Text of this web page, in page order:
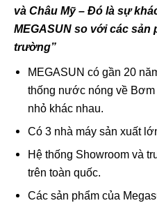
và Châu Mỹ – Đó là sự
MEGASUN so với các sản
trường”
MEGASUN có gần 20
thống nước nóng về
nhỏ khác nhau.
Có 3 nhà máy sản xuất
Hệ thống Showroom và
trên toàn quốc.
Các sản phẩm của